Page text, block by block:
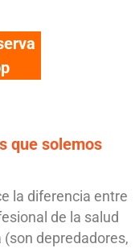
que solemos
la diferencia entre
de la salud
depredadores,